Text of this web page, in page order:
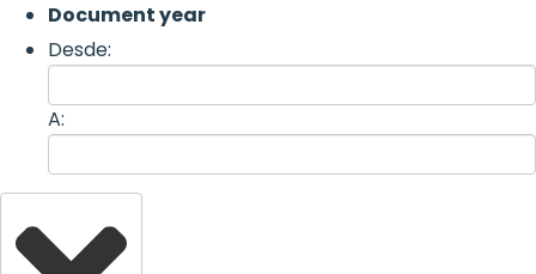
Document year
Desde:
A: